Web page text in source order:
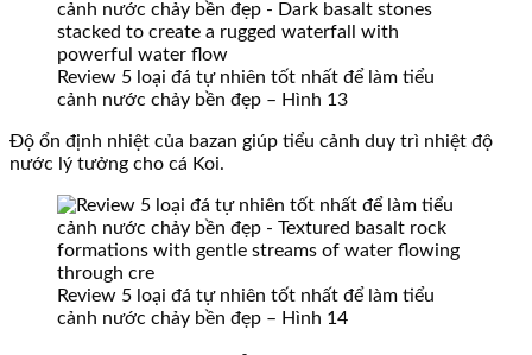
Review 5 loại đá tự nhiên tốt nhất để làm tiểu
cảnh nước chảy bền đẹp – Hình 13
Độ ổn định nhiệt của bazan giúp tiểu cảnh duy trì nhiệt độ
nước lý tưởng cho cá Koi.
Review 5 loại đá tự nhiên tốt nhất để làm tiểu
cảnh nước chảy bền đẹp – Hình 14